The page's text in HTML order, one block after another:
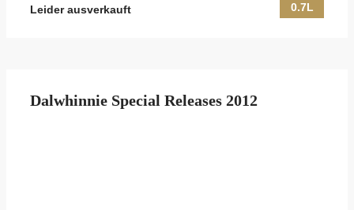
Leider ausverkauft
0.7L
Dalwhinnie Special Releases 2012